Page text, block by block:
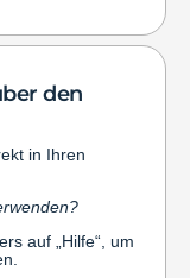
den
in Ihren
auf „Hilfe“, um